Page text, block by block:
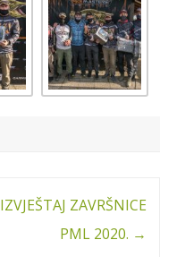
IZVJEŠTAJ ZAVRŠNICE
PML 2020. →